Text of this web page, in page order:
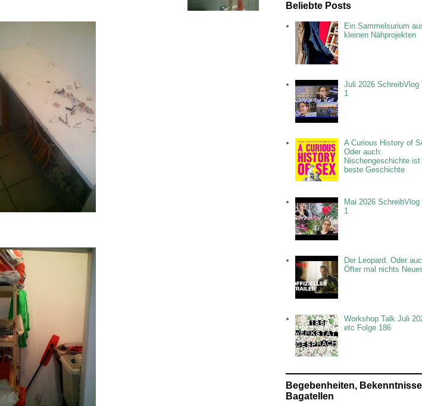
Beliebte Posts
Ein Sammelsurium
kleinen Nähprojekten
Juli 2026 SchreibVlog
1
A Curious History of
Oder auch:
Nischengeschichte ist
beste Geschichte
Mai 2026 SchreibVlog
1
Der Leopard. Oder
Öfter mal nichts
Workshop Talk Juli
etc Folge 186
Begebenheiten,
Bagatellen